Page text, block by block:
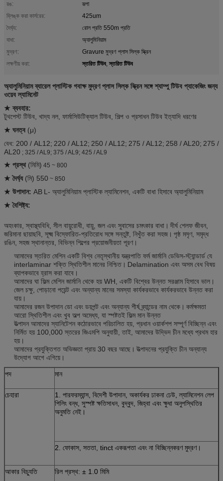
রঙ:
রূপা
ব্লিঙ্ক করা কার্সরের:
425um
দৈর্ঘ্য:
রোল প্রতি 550m প্রতি
বাধা:
অ্যালুমিনিয়াম
মুদ্রণ:
Gravure মুদ্রণ প্লাস সিল্ক স্ক্রিন
লক্ষণীয় করা:
স্তরিত টিউব,স্তরিত টিউব
অ্যালুমিনিয়াম ব্যারেল প্লাস্টিক গবাক্ষ মুদ্রণ প্লাস সিল্ক স্ক্রিন সঙ্গে শ্যাম্পু টিউব প্যাকেজিং জন্য
ওয়েব ল্যামিনেট
★ ব্যবহার:
টুথপেস্ট টিউব, খাদ্য নল, ফার্মাসিউটিক্যাল টিউব, শিল্প ও প্রসাধন টিউব ইত্যাদি ধরণের
★ ঘনত্ব (μ)
বেধ: 200 / AL12; 220 / AL12; 250 / AL12; 275 / AL12; 258 / AL20; 275 /
AL20 ; 325 / AL9; 375 / AL9; 425 / AL9
★ প্রস্থ(মিমি) 45 ~ 800
★ দৈর্ঘ্য(মি) 550 ~ 850
★ উপাদান: AB L- অ্যালুমিনিয়াম প্লাস্টিক ল্যামিনেশন, একটি বাধা হিসাবে অ্যালুমিনিয়াম
★ বৈশিষ্ট্য:
অহংকার, স্বাস্থ্যবিধি, সীল বায়ুরোধী, বায়ু, জল এবং সুবাসের চমৎকার বাধা। দীর্ঘ শেলফ জীবন,
জরিমানা ছায়াছবি, সূক্ষ্ম বিস্ফোরিত-প্রতিরোধ সঙ্গে সন্তুষ্ট, নিখুঁত করা সহজ। পৃষ্ঠ মসৃণ, সমৃদ্ধ
রঙিন, সহজ স্থানান্তর, বিভিন্ন শিল্পের প্রয়োজনীয়তা পূরণ।
আমাদের স্তরিত মেশিন একটি বিশ্ব নেতৃস্থানীয় যন্ত্রপাতি ফর্ম জার্মানি ডেভিস-স্ট্যান্ডার্ড যে
interlaminar শক্তি স্থিতিশীল মানের নিশ্চিত। Delamination এবং অসম বেধ বিষয়
ব্যাপকভাবে হ্রাস করা যাবে।
আমাদের ঘা ফিল্ম মেশিন জার্মানি থেকে হয় WH, একটি বিশ্বের উন্নত সরঞ্জাম হিসাবে ভাল।
জেল চক্ষু, পোড়ানো পয়েন্ট এবং অন্যান্য মানের সমস্যা কার্যকরভাবে কার্যকরভাবে উন্নত করা
যায়।
আমাদের রজন উপাদান ডো এবং ডয়পন্ট এবং অন্যান্য শীর্ষ ব্র্যান্ডের নাম থেকে। কর্মক্ষমতা
আরো স্থিতিশীল এবং খুব অল্প অমেধ্য, যা স্পষ্টতই ফিল্ম মান উন্নত
উত্পাদন আমাদের স্যানিটেশন কঠোরভাবে পরিচালিত হয়, প্রধান ওয়ার্কশপ সম্পূর্ণ বিচ্ছিন্ন এবং
নির্মিত হয় 100,000 স্তরের জিএমপি অনুযায়ী, তাই, আমাদের উদ্ভিদ চীন মধ্যে প্রথম হার
হয়।
আমাদের প্রযুক্তিগত অভিজ্ঞতা প্রায় 30 বছর আছে। উত্পাদনের প্রযুক্তি চীন অন্যান্য
উদ্যোগ আগে এগিয়ে।
পদ মান
চেহারা
1. পারফরম্যান্স, বিদেশী উপাদান, অকার্যকর ঢাকনা ঢেউ, ল্যামিনেশন লেপ
পিলিং বন্ধ, সুস্পষ্ট ক্ষতিসাধন, বুদ্বুদ, জিহ্বা এবং ক্ষুধা অনুপস্থিতির
অনুমতি নেই।
2. ফোকাস, সততা, tinct একরূপতা এবং না বিচ্ছিন্নকরণ মুদ্রণ।
আকার বিচ্যুতি রিল প্রস্থ: ± 1.0 মিমি